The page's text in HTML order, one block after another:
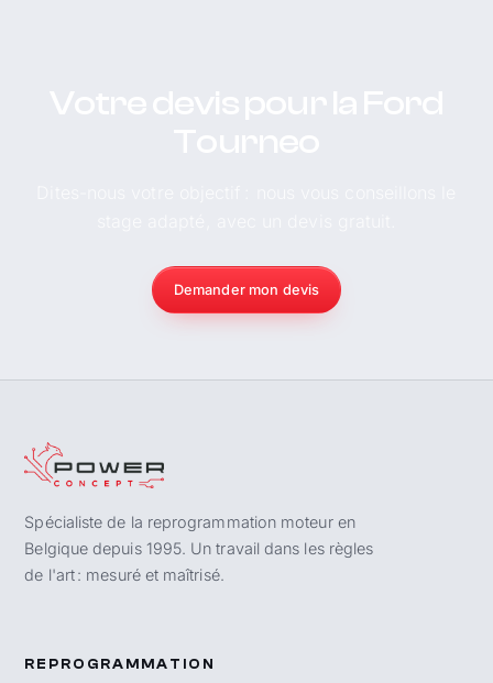
Demander mon devis
Spécialiste de la reprogrammation moteur en
Belgique depuis 1995. Un travail dans les règles
de l'art : mesuré et maîtrisé.
REPROGRAMMATION